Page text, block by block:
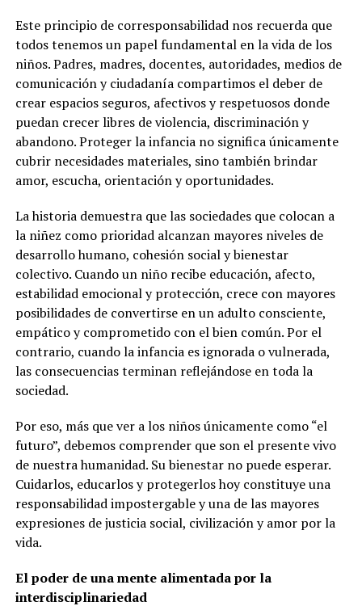
Este principio de corresponsabilidad nos recuerda que
todos tenemos un papel fundamental en la vida de los
niños. Padres, madres, docentes, autoridades, medios de
comunicación y ciudadanía compartimos el deber de
crear espacios seguros, afectivos y respetuosos donde
puedan crecer libres de violencia, discriminación y
abandono. Proteger la infancia no significa únicamente
cubrir necesidades materiales, sino también brindar
amor, escucha, orientación y oportunidades.
La historia demuestra que las sociedades que colocan a
la niñez como prioridad alcanzan mayores niveles de
desarrollo humano, cohesión social y bienestar
colectivo. Cuando un niño recibe educación, afecto,
estabilidad emocional y protección, crece con mayores
posibilidades de convertirse en un adulto consciente,
empático y comprometido con el bien común. Por el
contrario, cuando la infancia es ignorada o vulnerada,
las consecuencias terminan reflejándose en toda la
sociedad.
Por eso, más que ver a los niños únicamente como “el
futuro”, debemos comprender que son el presente vivo
de nuestra humanidad. Su bienestar no puede esperar.
Cuidarlos, educarlos y protegerlos hoy constituye una
responsabilidad impostergable y una de las mayores
expresiones de justicia social, civilización y amor por la
vida.
El poder de una mente alimentada por la
interdisciplinariedad